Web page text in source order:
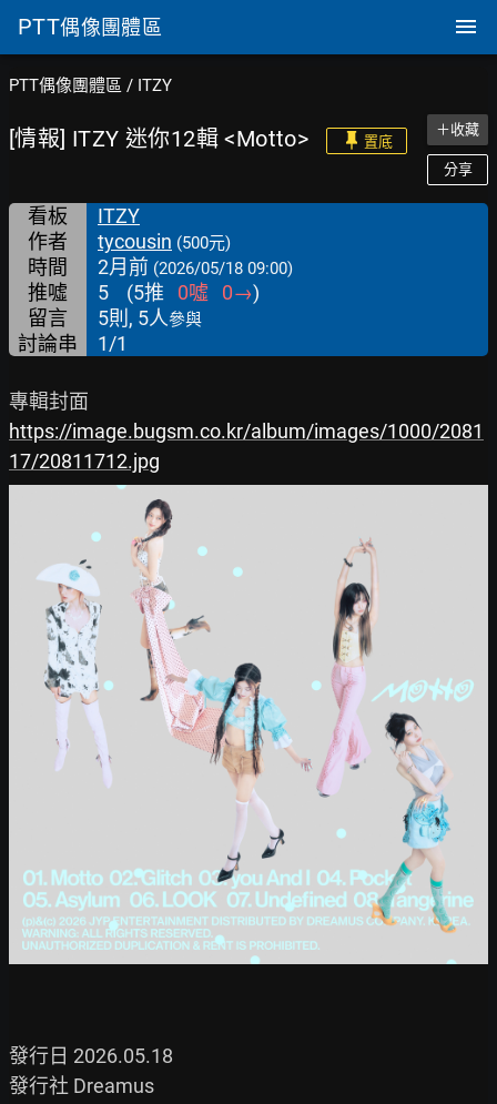
PTT偶像團體區
PTT偶像團體區 / ITZY
[情報] ITZY 迷你12輯 <Motto> 置底
＋收藏
分享
看板
ITZY
作者
tycousin (500元)
時間 2月前 (2026/05/18 09:00)
推噓 5 (5推 0噓 0→)
留言
5則, 5人參與
討論串 1/1
https://image.bugsm.co.kr/album/images/1000/2081
17/20811712.jpg
發行日 2026.05.18
發行社 Dreamus